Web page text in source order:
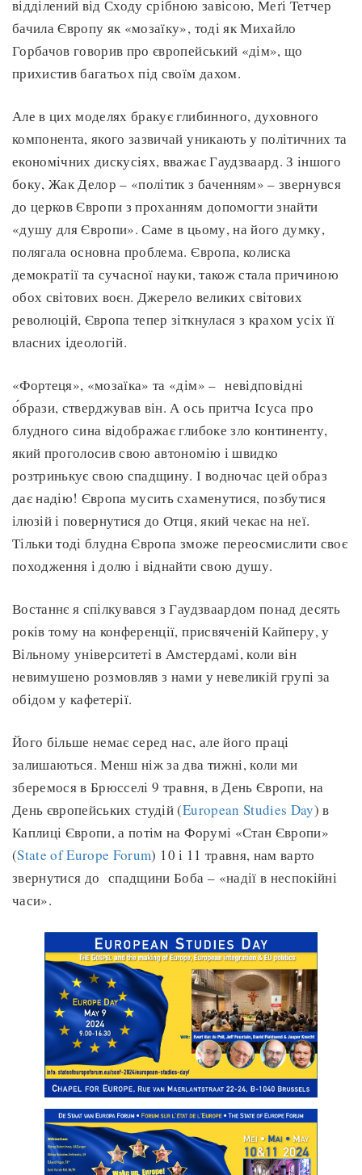
відділений від Сходу срібною завісою, Меґі Тетчер
бачила Європу як «мозаїку», тоді як Михайло
Горбачов говорив про європейський «дім», що
прихистив багатьох під своїм дахом.
Але в цих моделях бракує глибинного, духовного
компонента, якого зазвичай уникають у політичних та
економічних дискусіях, вважає Гаудзваард. З іншого
боку, Жак Делор – «політик з баченням» – звернувся
до церков Європи з проханням допомогти знайти
«душу для Європи». Саме в цьому, на його думку,
полягала основна проблема. Європа, колиска
демократії та сучасної науки, також стала причиною
обох світових воєн. Джерело великих світових
революцій, Європа тепер зіткнулася з крахом усіх її
власних ідеологій.
«Фортеця», «мозаїка» та «дім» – невідповідні
о́брази, стверджував він. А ось притча Ісуса про
блудного сина відображає глибоке зло континенту,
який проголосив свою автономію і швидко
розтринькує свою спадщину. І водночас цей образ
дає надію! Європа мусить схаменутися, позбутися
ілюзій і повернутися до Отця, який чекає на неї.
Тільки тоді блудна Європа зможе переосмислити своє
походження і долю і віднайти свою душу.
Востаннє я спілкувався з Гаудзваардом понад десять
років тому на конференції, присвяченій Кайперу, у
Вільному університеті в Амстердамі, коли він
невимушено розмовляв з нами у невеликій групі за
обідом у кафетерії.
Його більше немає серед нас, але його праці
залишаються. Менш ніж за два тижні, коли ми
зберемося в Брюсселі 9 травня, в День Європи, на
День європейських студій (European Studies Day) в
Каплиці Європи, а потім на Форумі «Стан Європи»
(State of Europe Forum) 10 і 11 травня, нам варто
звернутися до спадщини Боба – «надії в неспокійні
часи».